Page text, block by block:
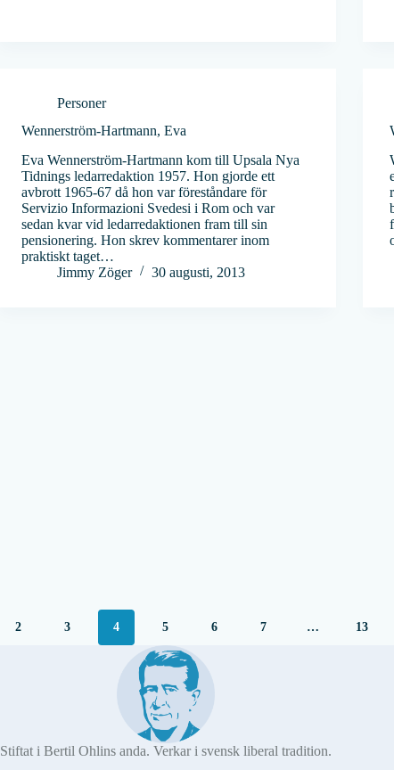
Personer
Wennerström-Hartmann, Eva
Eva Wennerström-Hartmann kom till Upsala Nya
Tidnings ledarredaktion 1957. Hon gjorde ett
avbrott 1965-67 då hon var föreståndare för
Servizio Informazioni Svedesi i Rom och var
sedan kvar vid ledarredaktionen fram till sin
pensionering. Hon skrev kommentarer inom
praktiskt taget…
Jimmy Zöger
30 augusti, 2013
2 3 4 5 6 7 … 13
Stiftat i Bertil Ohlins anda. Verkar i svensk liberal tradition.